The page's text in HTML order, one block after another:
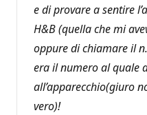
e di provare a sentire
H&B (quella che mi
oppure di chiamare il
era il numero al quale
all’apparecchio(giuro
vero)!